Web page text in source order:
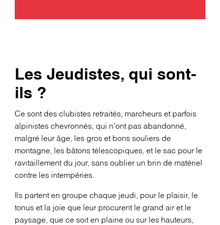
Les Jeudistes, qui sont-
ils ?
Ce sont des clubistes retraités, marcheurs et parfois
alpinistes chevronnés, qui n’ont pas abandonné,
malgré leur âge, les gros et bons souliers de
montagne, les bâtons télescopiques, et le sac pour le
ravitaillement du jour, sans oublier un brin de matériel
contre les intempéries.
Ils partent en groupe chaque jeudi, pour le plaisir, le
tonus et la joie que leur procurent le grand air et le
paysage, que ce soit en plaine ou sur les hauteurs,